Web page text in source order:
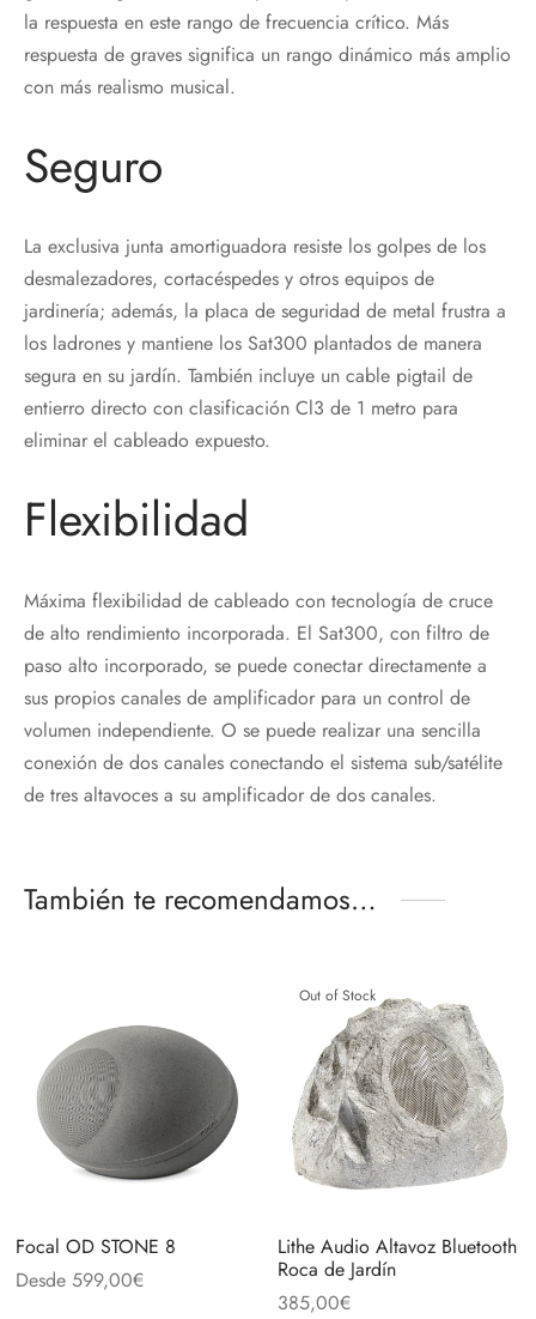
la respuesta en este rango de frecuencia crítico. Más
respuesta de graves significa un rango dinámico más amplio
con más realismo musical.
Seguro
La exclusiva junta amortiguadora resiste los golpes de los
desmalezadores, cortacéspedes y otros equipos de
jardinería; además, la placa de seguridad de metal frustra a
los ladrones y mantiene los Sat300 plantados de manera
segura en su jardín. También incluye un cable pigtail de
entierro directo con clasificación Cl3 de 1 metro para
eliminar el cableado expuesto.
Flexibilidad
Máxima flexibilidad de cableado con tecnología de cruce
de alto rendimiento incorporada. El Sat300, con filtro de
paso alto incorporado, se puede conectar directamente a
sus propios canales de amplificador para un control de
volumen independiente. O se puede realizar una sencilla
conexión de dos canales conectando el sistema sub/satélite
de tres altavoces a su amplificador de dos canales.
También te recomendamos…
Focal OD STONE 8
Desde 599,00€
Out of Stock
Lithe Audio Altavoz Bluetooth
Roca de Jardín
385,00€